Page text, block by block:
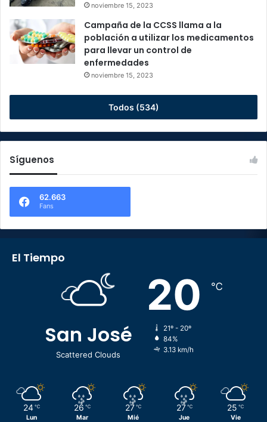
noviembre 15, 2023
Campaña de la CCSS llama a la
población a utilizar los medicamentos
para llevar un control de
enfermedades
noviembre 15, 2023
Todos (534)
Síguenos
62.663
Fans
El Tiempo
San José
Scattered Clouds
20 ℃
21º - 20º
84%
3.13 km/h
24 ℃
Lun
26 ℃
Mar
27 ℃
Mié
27 ℃
Jue
25 ℃
Vie